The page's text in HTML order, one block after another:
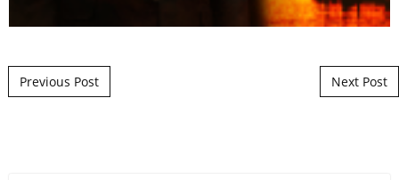
Post navigation
Previous Post Next Post